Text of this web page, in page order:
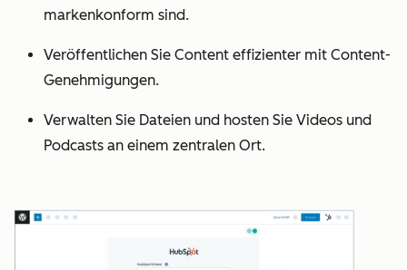
markenkonform sind.
Veröffentlichen Sie Content effizienter mit Content-
Genehmigungen.
Verwalten Sie Dateien und hosten Sie Videos und
Podcasts an einem zentralen Ort.